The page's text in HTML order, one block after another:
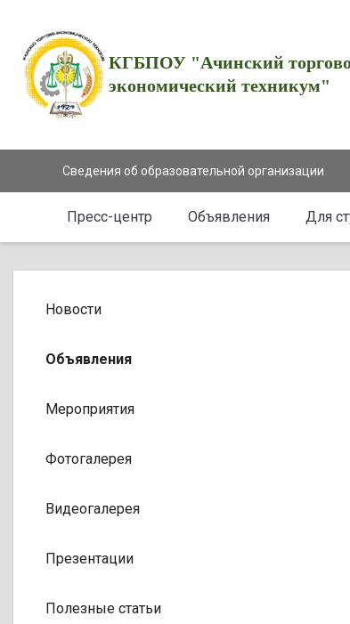
КГБПОУ "Ачинский
экономический техникум"
Сведения об образовательной организации
Пресс-центр Объявления Для
Новости
Объявления
Мероприятия
Фотогалерея
Видеогалерея
Презентации
Полезные статьи